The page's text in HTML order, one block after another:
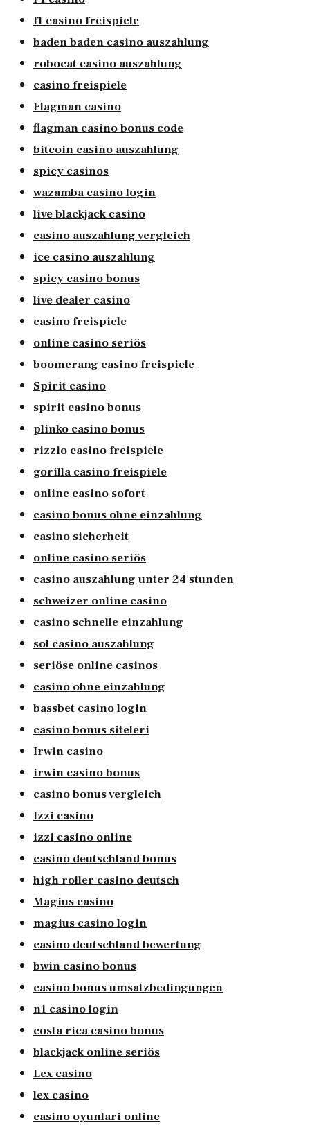
f1 casino freispiele
baden baden casino auszahlung
robocat casino auszahlung
casino freispiele
Flagman casino
flagman casino bonus code
bitcoin casino auszahlung
spicy casinos
wazamba casino login
live blackjack casino
casino auszahlung vergleich
ice casino auszahlung
spicy casino bonus
live dealer casino
casino freispiele
online casino seriös
boomerang casino freispiele
Spirit casino
spirit casino bonus
plinko casino bonus
rizzio casino freispiele
gorilla casino freispiele
online casino sofort
casino bonus ohne einzahlung
casino sicherheit
online casino seriös
casino auszahlung unter 24 stunden
schweizer online casino
casino schnelle einzahlung
sol casino auszahlung
seriöse online casinos
casino ohne einzahlung
bassbet casino login
casino bonus siteleri
Irwin casino
irwin casino bonus
casino bonus vergleich
Izzi casino
izzi casino online
casino deutschland bonus
high roller casino deutsch
Magius casino
magius casino login
casino deutschland bewertung
bwin casino bonus
casino bonus umsatzbedingungen
n1 casino login
costa rica casino bonus
blackjack online seriös
Lex casino
lex casino
casino oyunlari online